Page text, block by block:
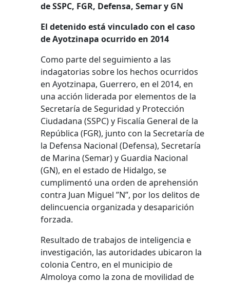
de SSPC, FGR, Defensa, Semar y GN
El detenido está vinculado con el caso
de Ayotzinapa ocurrido en 2014
Como parte del seguimiento a las
indagatorias sobre los hechos ocurridos
en Ayotzinapa, Guerrero, en el 2014, en
una acción liderada por elementos de la
Secretaría de Seguridad y Protección
Ciudadana (SSPC) y Fiscalía General de la
República (FGR), junto con la Secretaría de
la Defensa Nacional (Defensa), Secretaría
de Marina (Semar) y Guardia Nacional
(GN), en el estado de Hidalgo, se
cumplimentó una orden de aprehensión
contra Juan Miguel ”N”, por los delitos de
delincuencia organizada y desaparición
forzada.
Resultado de trabajos de inteligencia e
investigación, las autoridades ubicaron la
colonia Centro, en el municipio de
Almoloya como la zona de movilidad de